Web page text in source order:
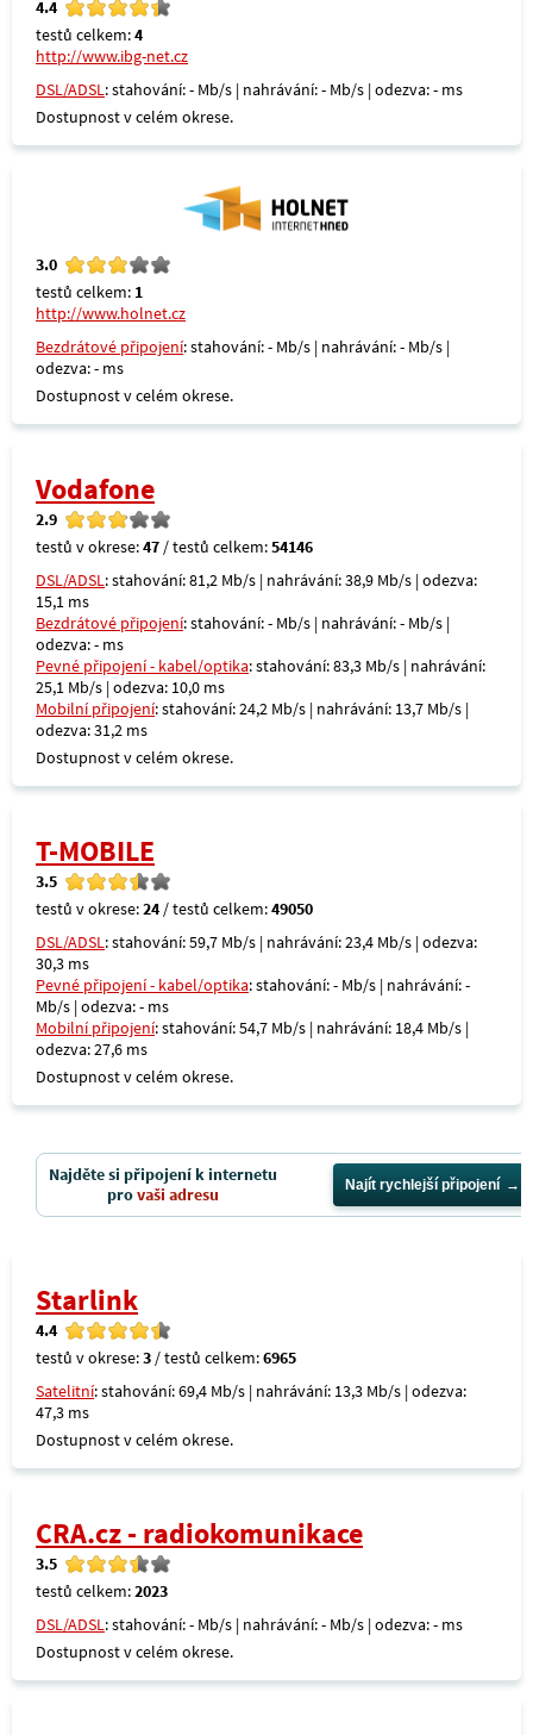
4.4
testů celkem:4
http://www.ibg-net.cz
DSL/ADSL: stahování: - Mb/s | nahrávání: - Mb/s | odezva: - ms
Dostupnost v celém okrese.
3.0
testů celkem: 1
http://www.holnet.cz
Bezdrátové připojení: stahování: - Mb/s | nahrávání: - Mb/s |
odezva: - ms
Dostupnost v celém okrese.
Vodafone
2.9
testů v okrese:47 / testů celkem:54146
DSL/ADSL: stahování: 81,2 Mb/s | nahrávání: 38,9 Mb/s | odezva:
15,1 ms
Bezdrátové připojení: stahování: - Mb/s | nahrávání: - Mb/s |
odezva: - ms
Pevné připojení - kabel/optika: stahování: 83,3 Mb/s | nahrávání:
25,1 Mb/s | odezva: 10,0 ms
Mobilní připojení: stahování: 24,2 Mb/s | nahrávání: 13,7 Mb/s |
odezva: 31,2 ms
Dostupnost v celém okrese.
T-MOBILE
3.5
testů v okrese:24 / testů celkem:49050
DSL/ADSL: stahování: 59,7 Mb/s | nahrávání: 23,4 Mb/s | odezva:
30,3 ms
Pevné připojení - kabel/optika: stahování: - Mb/s | nahrávání: -
Mb/s | odezva: - ms
Mobilní připojení: stahování: 54,7 Mb/s | nahrávání: 18,4 Mb/s |
odezva: 27,6 ms
Dostupnost v celém okrese.
Najděte si připojení k internetu
provaši adresu Najít rychlejší připojení
Starlink
4.4
testů v okrese:3 / testů celkem:6965
Satelitní: stahování: 69,4 Mb/s | nahrávání: 13,3 Mb/s | odezva:
47,3 ms
Dostupnost v celém okrese.
CRA.cz - radiokomunikace
3.5
testů celkem:2023
DSL/ADSL: stahování: - Mb/s | nahrávání: - Mb/s | odezva: - ms
Dostupnost v celém okrese.